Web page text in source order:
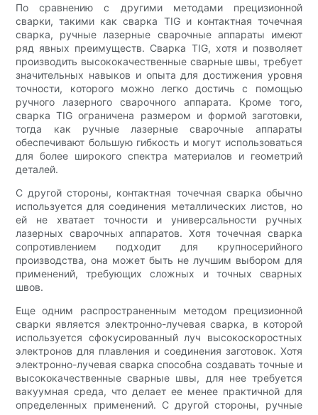
По сравнению с другими методами прецизионной
сварки, такими как сварка TIG и контактная точечная
сварка, ручные лазерные сварочные аппараты имеют
ряд явных преимуществ. Сварка TIG, хотя и позволяет
производить высококачественные сварные швы, требует
значительных навыков и опыта для достижения уровня
точности, которого можно легко достичь с помощью
ручного лазерного сварочного аппарата. Кроме того,
сварка TIG ограничена размером и формой заготовки,
тогда как ручные лазерные сварочные аппараты
обеспечивают большую гибкость и могут использоваться
для более широкого спектра материалов и геометрий
деталей.
С другой стороны, контактная точечная сварка обычно
используется для соединения металлических листов, но
ей не хватает точности и универсальности ручных
лазерных сварочных аппаратов. Хотя точечная сварка
сопротивлением подходит для крупносерийного
производства, она может быть не лучшим выбором для
применений, требующих сложных и точных сварных
швов.
Еще одним распространенным методом прецизионной
сварки является электронно-лучевая сварка, в которой
используется сфокусированный луч высокоскоростных
электронов для плавления и соединения заготовок. Хотя
электронно-лучевая сварка способна создавать точные и
высококачественные сварные швы, для нее требуется
вакуумная среда, что делает ее менее практичной для
определенных применений. С другой стороны, ручные